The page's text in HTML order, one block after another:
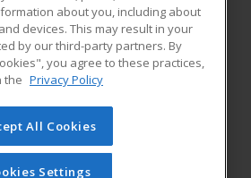
RESOURCES
Student Blog
of Cengage Learning. All rights
on this site cannot be reproduced or
you have obtained prior written
about you, including about
devices. This may result in your
by our third-party partners. By
you agree to these practices,
the Privacy Policy
All Cookies
Settings